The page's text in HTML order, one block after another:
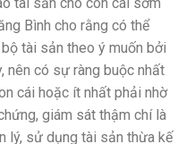
Bình cho rằng có thể
tài sản theo ý muốn bởi
nên có sự ràng buộc nhất
cái hoặc ít nhất phải nhờ
giám sát thậm chí là
lý, sử dụng tài sản thừa kế